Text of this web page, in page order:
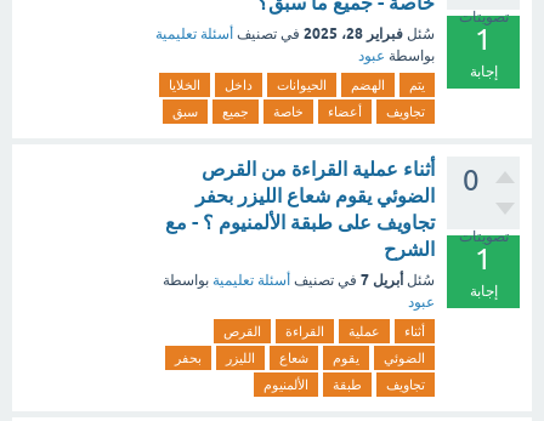
تصويتات
1
إجابة
سُئل فبراير 28، 2025 في تصنيف أسئلة تعليمية
بواسطة عبود
يتم الهضم الحيوانات داخل
الخلايا
تجاويف
أعضاء خاصة جميع سبق
0
تصويتات
1
إجابة
أثناء عملية القراءة من القرص
الضوئي يقوم شعاع الليزر بحفر
تجاويف على طبقة الألمنيوم ؟ - مع
الشرح
سُئل أبريل 7 في تصنيف أسئلة تعليمية بواسطة
عبود
أثناء عملية القراءة
القرص
الضوئي
يقوم شعاع الليزر
بحفر
تجاويف
طبقة الألمنيوم